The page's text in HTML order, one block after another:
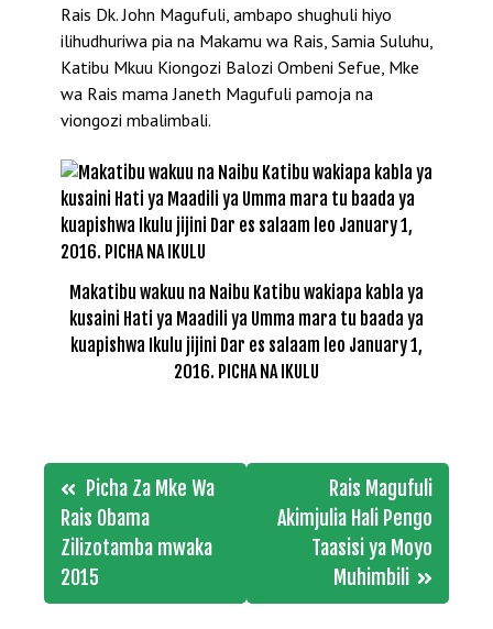
Rais Dk. John Magufuli, ambapo shughuli hiyo
ilihudhuriwa pia na Makamu wa Rais, Samia Suluhu,
Katibu Mkuu Kiongozi Balozi Ombeni Sefue, Mke
wa Rais mama Janeth Magufuli pamoja na
viongozi mbalimbali.
Makatibu wakuu na Naibu Katibu wakiapa kabla ya
kusaini Hati ya Maadili ya Umma mara tu baada ya
kuapishwa Ikulu jijini Dar es salaam leo January 1,
2016. PICHA NA IKULU
Post
navigation
Picha Za Mke Wa
Rais Obama
Zilizotamba mwaka
2015
Rais Magufuli
Akimjulia Hali Pengo
Taasisi ya Moyo
Muhimbili